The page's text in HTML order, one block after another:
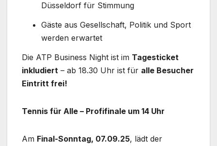
Düsseldorf für Stimmung
Gäste aus Gesellschaft, Politik und Sport
werden erwartet
Die ATP Business Night ist im Tagesticket
inkludiert – ab 18.30 Uhr ist für alle Besucher
Eintritt frei!
Tennis für Alle – Profifinale um 14 Uhr
Am Final-Sonntag, 07.09.25, lädt der